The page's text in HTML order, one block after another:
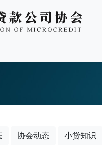
协会动态 小贷知识